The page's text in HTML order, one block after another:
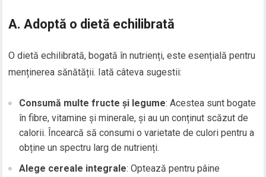
A. Adoptă o dietă echilibrată
O dietă echilibrată, bogată în nutrienți, este esențială pentru
menținerea sănătății. Iată câteva sugestii:
Consumă multe fructe și legume: Acestea sunt bogate
în fibre, vitamine și minerale, și au un conținut scăzut de
calorii. Încearcă să consumi o varietate de culori pentru a
obține un spectru larg de nutrienți.
Alege cereale integrale: Optează pentru pâine